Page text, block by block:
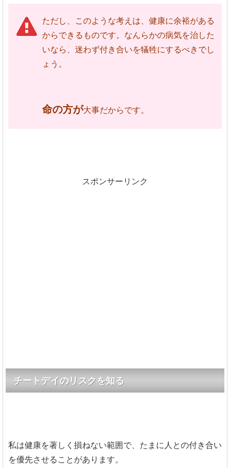
ただし、このような考えは、健康に余裕がある
からできるものです。なんらかの病気を治した
いなら、迷わず付き合いを犠牲にするべきでし
ょう。
命の方が大事だからです。
スポンサーリンク
チートデイのリスクを知る
私は健康を著しく損ねない範囲で、たまに人との付き合い
を優先させることがあります。